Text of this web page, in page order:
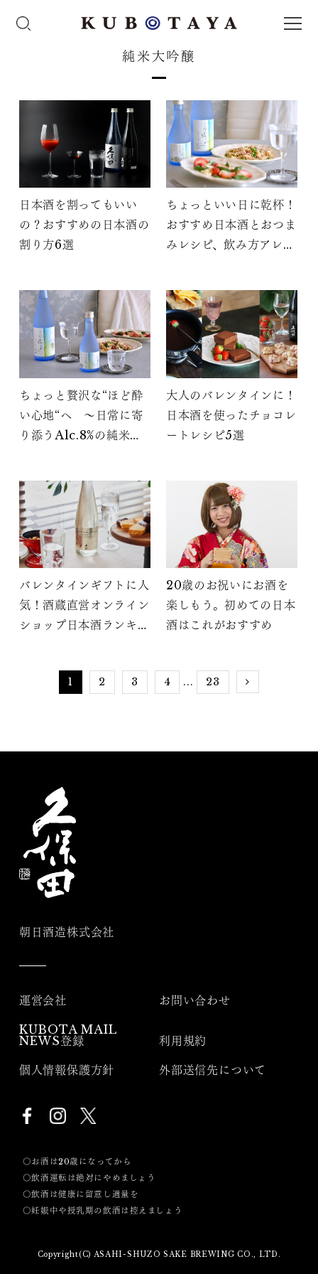
純米大吟醸
日本酒を割ってもいい
の？おすすめの日本酒の
割り方6選
ちょっといい日に乾杯！
おすすめ日本酒とおつま
みレシピ、飲み方アレン
ちょっと贅沢な“ほど酔
い心地“へ ～日常に寄
り添うAlc.8%の純米大
大人のバレンタインに！
日本酒を使ったチョコレ
ートレシピ5選
バレンタインギフトに人
気！酒蔵直営オンライン
ショップ日本酒ランキン
20歳のお祝いにお酒を
楽しもう。初めての日本
酒はこれがおすすめ
1 2 3 4 ... 23
朝日酒造株式会社
運営会社 お問い合わせ
KUBOTA MAIL
NEWS登録
利用規約
個人情報保護方針 外部送信先について
〇お酒は20歳になってから
〇飲酒運転は絶対にやめましょう
〇飲酒は健康に留意し適量を
〇妊娠中や授乳期の飲酒は控えましょう
Copyright(C) ASAHI-SHUZO SAKE BREWING CO., LTD.